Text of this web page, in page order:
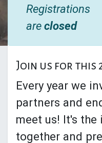
Registrations
areclosed
Join us for this
Every year we
partners and
meet us! It's
together and